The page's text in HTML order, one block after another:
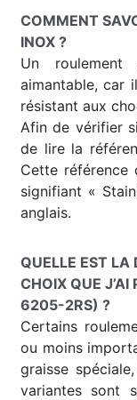
COMMENT
INOX ?
Un
aimantable, car
résistant aux
Afin de vérifier
de lire la
Cette
signifiant «
anglais.
QUELLE EST LA
CHOIX QUE J’AI
6205-2RS) ?
Certains
ou moins
graisse
variantes sont